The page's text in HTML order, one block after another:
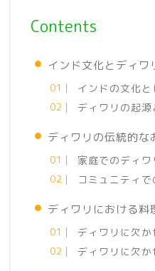
Contents
インド文化とディワ
インドの文化と
ディワリの起
ディワリの伝統的な
家庭でのディワ
コミュニティ
ディワリにおける料
ディワリに欠
ディワリに欠